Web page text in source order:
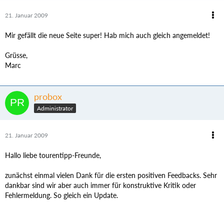
21. Januar 2009
Mir gefällt die neue Seite super! Hab mich auch gleich angemeldet!
Grüsse,
Marc
probox
Administrator
21. Januar 2009
Hallo liebe tourentipp-Freunde,
zunächst einmal vielen Dank für die ersten positiven Feedbacks. Sehr
dankbar sind wir aber auch immer für konstruktive Kritik oder
Fehlermeldung. So gleich ein Update.